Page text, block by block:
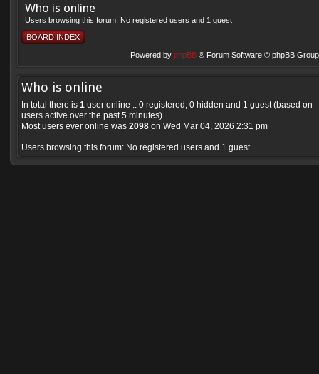
Who is online
Users browsing this forum: No registered users and 1 guest
BOARD INDEX
Powered by phpBB® Forum Software © phpBB
Who is online
In total there is 1 user online :: 0 registered, 0 hidden and 1 guest (based on
users active over the past 5 minutes)
Most users ever online was 2098 on Wed Mar 04, 2026 2:31 pm
Users browsing this forum: No registered users and 1 guest